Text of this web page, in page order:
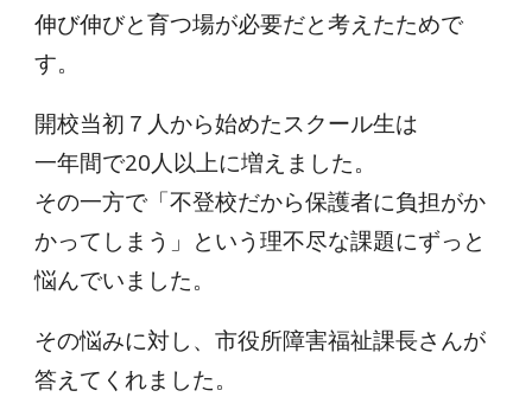
伸び伸びと育つ場が必要だと考えたためで
す。
開校当初７人から始めたスクール生は
一年間で20人以上に増えました。
その一方で「不登校だから保護者に負担がか
かってしまう」という理不尽な課題にずっと
悩んでいました。
その悩みに対し、市役所障害福祉課長さんが
答えてくれました。